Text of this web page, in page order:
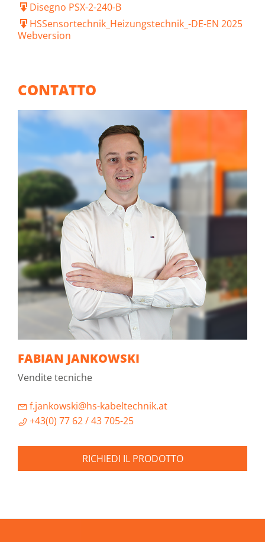
Disegno PSX-2-240-B
HSSensortechnik_Heizungstechnik_-DE-EN 2025
Webversion
CONTATTO
FABIAN JANKOWSKI
Vendite tecniche
f.jankowski@hs-kabeltechnik.at
+43(0) 77 62 / 43 705-25
RICHIEDI IL PRODOTTO